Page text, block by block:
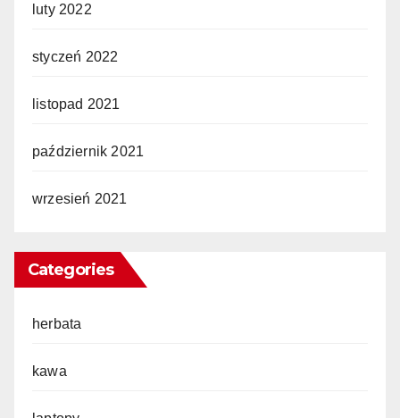
luty 2022
styczeń 2022
listopad 2021
październik 2021
wrzesień 2021
Categories
herbata
kawa